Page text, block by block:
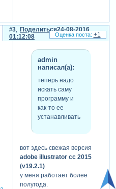
Поделиться
3
24-08-2016
01:12:08
admin
написал(а):
теперь надо
искать саму
программу и
как-то ее
устанавливать
вот здесь свежая версия
adobe illustrator cc 2015
(v19.2.1)
у меня работает более
полугода.
+1